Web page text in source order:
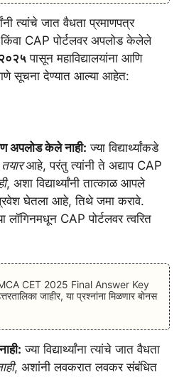
त्यांचे जात वैधता प्रमाणपत्र
CAP पोर्टलवर अपलोड केलेले
पासून महाविद्यालयांना आणि
सूचना देण्यात आल्या आहेत:
अपलोड केले नाही: ज्या विद्यार्थ्यांकडे
तयारआहे, परंतु त्यांनी ते अद्याप CAP
, अशा विद्यार्थ्यांनी तात्काळ आपले
घेतला आहे, तिथे जमा करावे.
लॉगिनमधून CAP पोर्टलवर त्वरित
CET 2025 Final Answer Key
जाहीर, या प्रश्नांना मिळणार बोनस
ज्या विद्यार्थ्यांना त्यांचे जात वैधता
, अशांनी लवकरात लवकर संबंधित